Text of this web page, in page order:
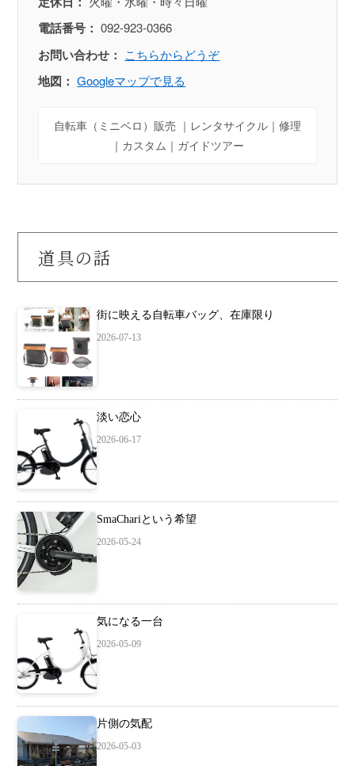
電話番号： 092-923-0366
お問い合わせ： こちらからどうぞ
地図： Googleマップで見る
自転車（ミニベロ）販売 ｜レンタサイクル｜修理
｜カスタム｜ガイドツアー
道具の話
街に映える自転車バッグ、在庫限り
2026-07-13
淡い恋心
2026-06-17
SmaChariという希望
2026-05-24
気になる一台
2026-05-09
片側の気配
2026-05-03